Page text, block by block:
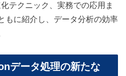
テクニック、実務での応用ま
もに紹介し、データ分析の効率
データ処理の新たな